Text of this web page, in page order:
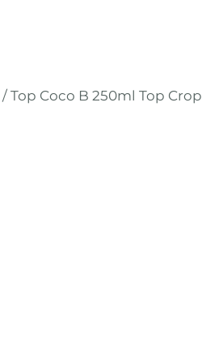
/ Top Coco B 250ml Top Crop